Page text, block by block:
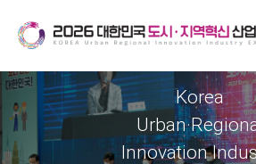
Korea
Innovation